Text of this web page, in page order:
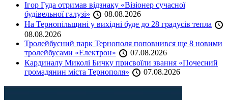
Ігор Гуда отримав відзнаку «Візіонер сучасної
будівельної галузі»
08.08.2026
На Тернопільщині у вихідні буде до 28 градусів тепла
08.08.2026
Тролейбусний парк Тернополя поповнився ще 8 новими
тролейбусами «Електрон»
07.08.2026
Кардиналу Миколі Бичку присвоїли звання «Почесний
громадянин міста Тернополя»
07.08.2026